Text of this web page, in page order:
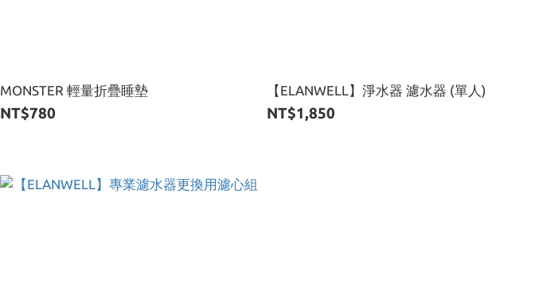
MONSTER 輕量折疊睡墊
NT$780
【ELANWELL】淨水器 濾水器 (單人)
NT$1,850